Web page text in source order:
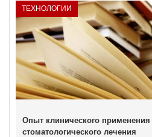
ТЕХНОЛОГИИ
Опыт клинического применения
стоматологического лечения